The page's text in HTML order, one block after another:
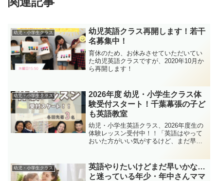
幼児・小学生クラス
幼児英語クラス再開します！若干
名募集中！
育休のため、お休みさせていただいてい
た幼児英語クラスですが、2020年10月か
ら再開します！
幼児・小学生クラス
2026年度 幼児・小学生クラス体
験受付スタート！千葉幕張の子ど
も英語教室
幼児・小学生英語クラス、2026年度生の
体験レッスン受付中！！「英語はやって
おいた方がいい気がするけど、まだ早
らない」「今始めるとどんな力がつい
て、どんないいことがある...
幼児・小学生クラス
英語やりたいけどまだ早いかな…
と迷っている年少・年中さんママ